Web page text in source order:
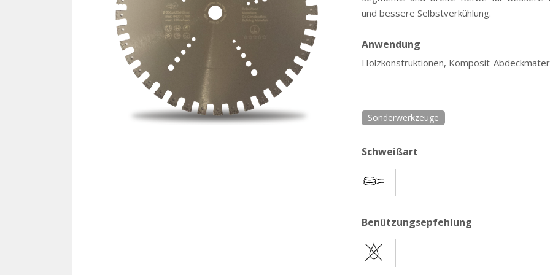
und bessere Selbstverkühlung.
Anwendung
Holzkonstruktionen, Komposit-
Sonderwerkzeuge
Schweißart
Benützungsepfehlung